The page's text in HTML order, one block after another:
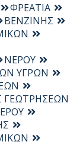
ΦΡΕΑΤΙΑ
ΒΕΝΖΙΝΗΣ
ΝΕΡΟΥ
ΥΓΡΩΝ
ΓΕΩΤΡΗΣΕΩΝ